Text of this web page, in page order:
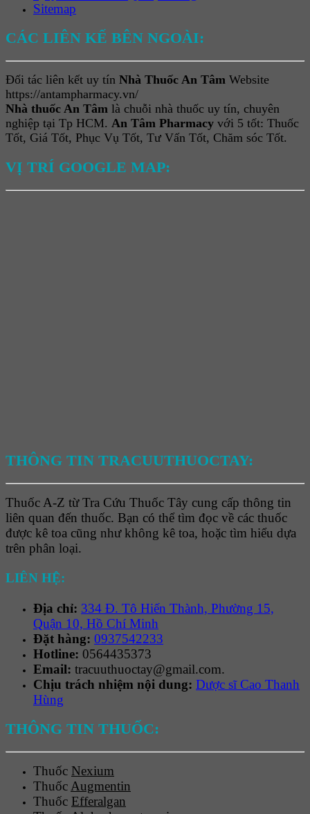
Sitemap
CÁC LIÊN KẾ BÊN NGOÀI:
Đối tác liên kết uy tín Nhà Thuốc An Tâm Website
https://antampharmacy.vn/
Nhà thuốc An Tâm là chuỗi nhà thuốc uy tín, chuyên
nghiệp tại Tp HCM. An Tâm Pharmacy với 5 tốt: Thuốc
Tốt, Giá Tốt, Phục Vụ Tốt, Tư Vấn Tốt, Chăm sóc Tốt.
VỊ TRÍ GOOGLE MAP:
THÔNG TIN TRACUUTHUOCTAY:
Thuốc A-Z từ Tra Cứu Thuốc Tây cung cấp thông tin
liên quan đến thuốc. Bạn có thể tìm đọc về các thuốc
được kê toa cũng như không kê toa, hoặc tìm hiểu dựa
trên phân loại.
LIÊN HỆ:
Địa chỉ: 334 Đ. Tô Hiến Thành, Phường 15,
Quận 10, Hồ Chí Minh
Đặt hàng: 0937542233
Hotline: 0564435373
Email: tracuuthuoctay@gmail.com.
Chịu trách nhiệm nội dung: Dược sĩ Cao Thanh
Hùng
THÔNG TIN THUỐC:
Thuốc Nexium
Thuốc Augmentin
Thuốc Efferalgan